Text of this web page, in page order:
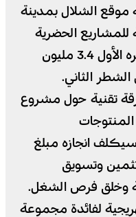
موقع الشلال بمدينة
للمشاريع الحضرية
بالمدينة، وسيكلف إنجاز شطره الأول 3.4 مليون
تقنية حول مشروع
انجازه مبلغ
وتسويق
وخلق فرص الشغل.
صهريجية لفائدة مجموعة